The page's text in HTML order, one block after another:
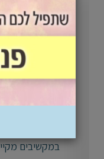
אימון אישי
"הייתי יושב
הישגים
יעילה יותר,
במקשיבים מקיימים